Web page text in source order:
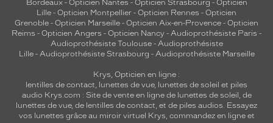
Bordeaux- Opticien Nantes - Opticien Strasbourg - Opticien
Lille - Opticien Montpellier - Opticien Rennes - Opticien
Grenoble - Opticien Marseille - Opticien Aix-en-Provence - Opticien
Reims - Opticien Angers - Opticien Nancy - Audioprothésiste Paris -
Audioprothésiste Toulouse- Audioprothésiste
Lille- Audioprothésiste Strasbourg - Audioprothésiste Marseille
Krys, Opticien en ligne :
lentilles de contact, lunettes de vue, lunettes de soleil et piles
audio Krys.com : Site de vente en ligne de lunettes de soleil, de
lunettes de vue, de lentilles de contact, et de piles audios. Essayez
vos lunettes grâce au miroir virtuel Krys, commandez en ligne et